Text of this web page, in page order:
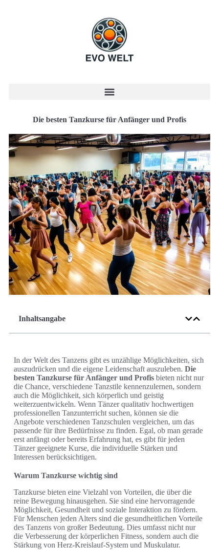
Die besten Tanzkurse für Anfänger und Profis
Inhaltsangabe
In der Welt des Tanzens gibt es unzählige Möglichkeiten, sich
auszudrücken und die eigene Leidenschaft auszuleben. Die
besten Tanzkurse für Anfänger und Profis bieten nicht nur
die Chance, verschiedene Tanzstile kennenzulernen, sondern
auch die Möglichkeit, sich körperlich und geistig
weiterzuentwickeln. Wenn Tänzer qualitativ hochwertigen
professionellen Tanzunterricht suchen, können sie die
Angebote verschiedenen Tanzschulen vergleichen, um das
passende für ihre Bedürfnisse zu finden. Egal, ob man gerade
erst anfängt oder bereits Erfahrung hat, es gibt für jeden
Tänzer geeignete Kurse, die individuelle Stärken und
Interessen berücksichtigen.
Warum Tanzkurse wichtig sind
Tanzkurse bieten eine Vielzahl von Vorteilen, die über die
reine Bewegung hinausgehen. Sie sind eine hervorragende
Möglichkeit, Gesundheit und soziale Interaktion zu fördern.
Für Menschen jeden Alters sind die gesundheitlichen Vorteile
des Tanzens von großer Bedeutung. Dies umfasst nicht nur
die Verbesserung der körperlichen Fitness, sondern auch die
Stärkung von Herz-Kreislauf-System und Muskulatur.